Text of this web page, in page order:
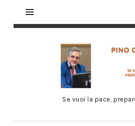
Se vuoi la pace,